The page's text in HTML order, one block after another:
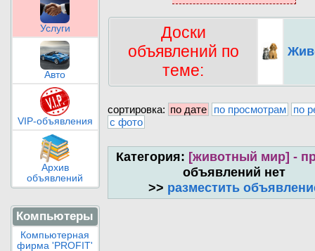
Услуги
Авто
VIP-объявления
Архив
объявлений
Компьютеры
Компьютерная
фирма 'PROFIT'
Доски
объявлений по
теме:
сортировка: по дате по просмотрам
по
с фото
Категория: [животный мир] -
объявлений нет
>> разместить